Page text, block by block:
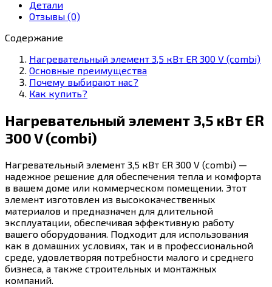
300
(combi)
Детали
Отзывы (0)
Содержание
Нагревательный элемент 3,5 кВт ER 300 V (combi)
Основные преимущества
Почему выбирают нас?
Как купить?
Нагревательный элемент 3,5 кВт ER
300 V (combi)
Нагревательный элемент 3,5 кВт ER 300 V (combi) —
надежное решение для обеспечения тепла и комфорта
в вашем доме или коммерческом помещении. Этот
элемент изготовлен из высококачественных
материалов и предназначен для длительной
эксплуатации, обеспечивая эффективную работу
вашего оборудования. Подходит для использования
как в домашних условиях, так и в профессиональной
среде, удовлетворяя потребности малого и среднего
бизнеса, а также строительных и монтажных
компаний.